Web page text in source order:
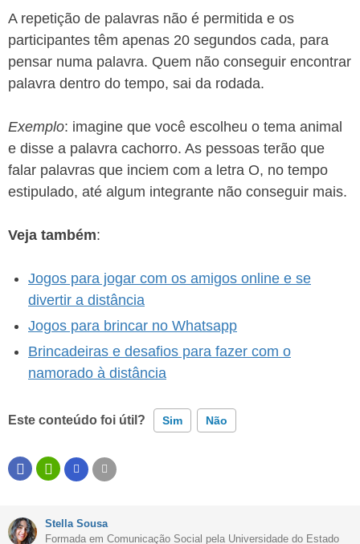
A repetição de palavras não é permitida e os
participantes têm apenas 20 segundos cada, para
pensar numa palavra. Quem não conseguir encontrar
palavra dentro do tempo, sai da rodada.
Exemplo: imagine que você escolheu o tema animal
e disse a palavra cachorro. As pessoas terão que
falar palavras que inciem com a letra O, no tempo
estipulado, até algum integrante não conseguir mais.
Veja também:
Jogos para jogar com os amigos online e se
divertir a distância
Jogos para brincar no Whatsapp
Brincadeiras e desafios para fazer com o
namorado à distância
Este conteúdo foi útil? Sim Não
Este conteúdo contém informação incorreta
Outro
Stella Sousa
Formada em Comunicação Social pela Universidade do Estado